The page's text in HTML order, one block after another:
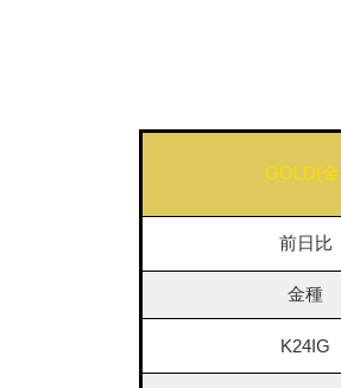
GOLD(
前日比
金種
K24IG